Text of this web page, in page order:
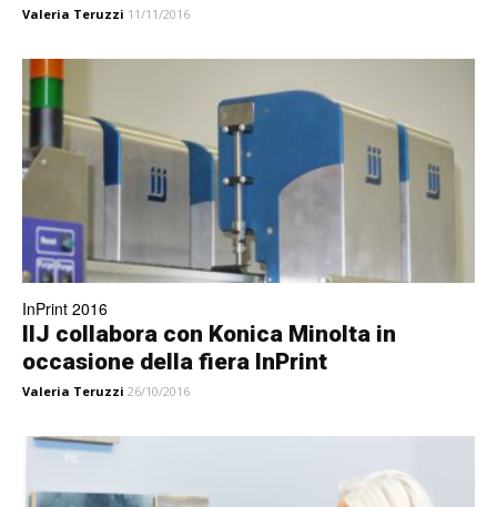
Valeria Teruzzi 11/11/2016
InPrint 2016
IIJ collabora con Konica Minolta in
occasione della fiera InPrint
Valeria Teruzzi 26/10/2016